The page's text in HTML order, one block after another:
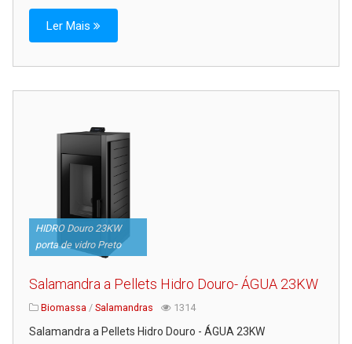
Ler Mais
HIDRO Douro 23KW
porta de vidro Preto
Salamandra a Pellets Hidro Douro- ÁGUA 23KW
Biomassa/ Salamandras 1314
Salamandra a Pellets Hidro Douro - ÁGUA 23KW